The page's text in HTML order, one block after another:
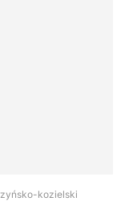
kozielski